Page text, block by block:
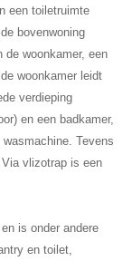
een toiletruimte
bovenwoning
de woonkamer, een
woonkamer leidt
verdieping
en een badkamer,
Tevens
vlizotrap is een
is onder andere
en toilet,